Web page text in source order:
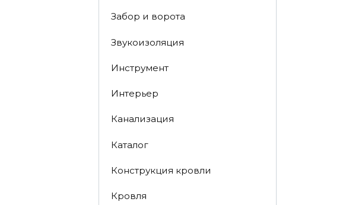
Забор и ворота
Звукоизоляция
Инструмент
Интерьер
Канализация
Каталог
Конструкция кровли
Кровля